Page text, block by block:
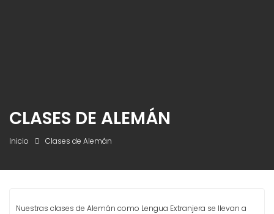
CLASES DE ALEMÁN
Inicio Clases de Alemán
Nuestras clases de Alemán como Lengua Extranjera se llevan a